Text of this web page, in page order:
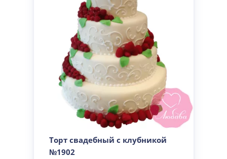
Торт свадебный с клубникой
№1902